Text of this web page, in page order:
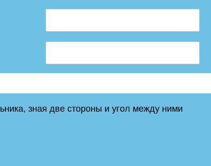
зная две стороны и угол между ними